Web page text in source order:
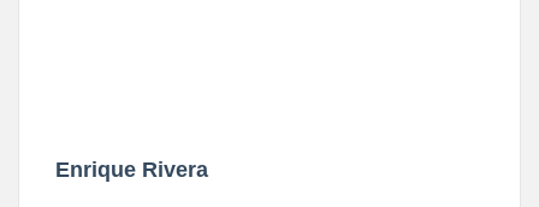
Enrique Rivera